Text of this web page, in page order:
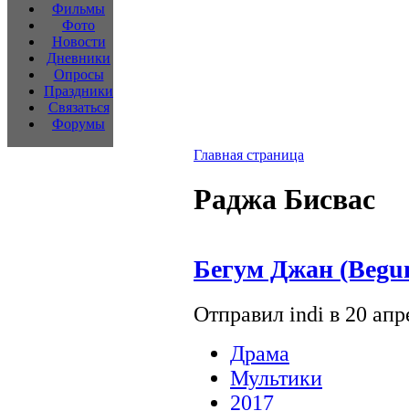
Фильмы
Фото
Новости
Дневники
Опросы
Праздники
Связаться
Форумы
Главная страница
Раджа Бисвас
Бегум Джан
Отправил indi в 20
Драма
Мультики
2017